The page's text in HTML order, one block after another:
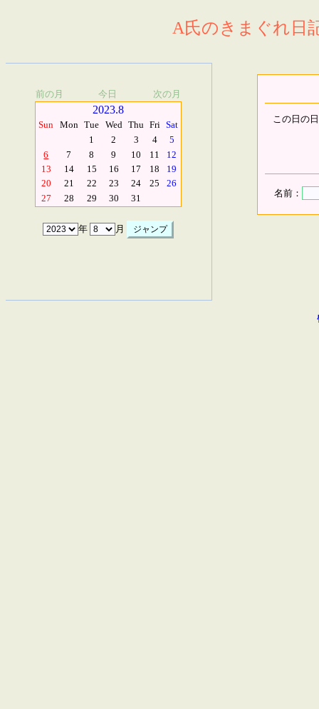
A氏のきまぐれ日
前の月 今日 次の月
2023.8
Sun Mon Tue Wed Thu Fri Sat
1
2 3 4
5
6
7 8 9 10 11
12
13
14 15 16 17 18
19
20
21 22 23 24 25
26
27
28 29 30 31
年 月
この日の
名前：